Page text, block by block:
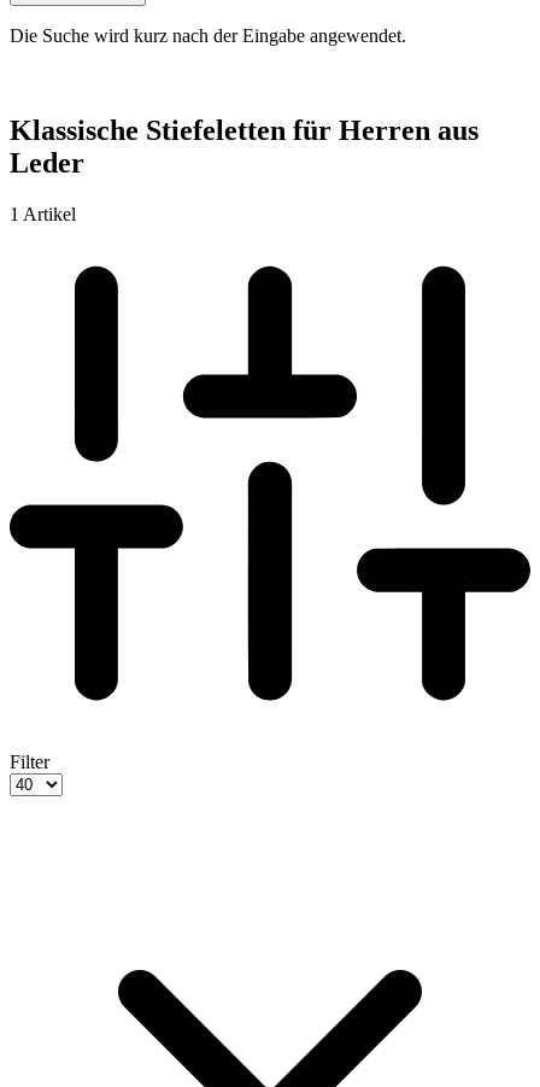
Die Suche wird kurz nach der Eingabe angewendet.
Klassische Stiefeletten für Herren aus
Leder
1 Artikel
Filter